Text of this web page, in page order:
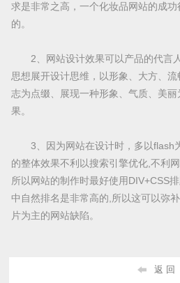
求是非常之高，一个化妆品网站的成
的。
2、网站设计效果可以产品的代言
思想展开设计思维，以形象、大方、
志为点缀、展现一种形象、气质、美
果。
3、因为网站在设计时，多以flash
的整体效果不利以搜索引擎优化,不利
所以网站的制作时最好使用DIV+CSS
中自然排名是非常高的,所以这可以弥
片为主的网站缺陷。
返 回